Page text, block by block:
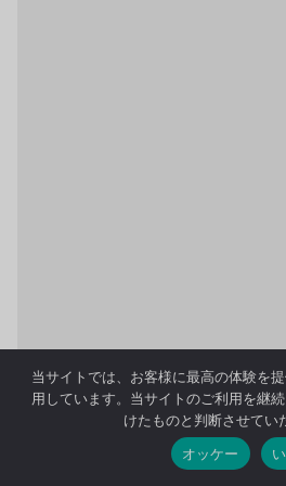
当サイトでは、お客様に最高の体験を
用しています。当サイトのご利用を継
けたものと判断させてい
オッケー